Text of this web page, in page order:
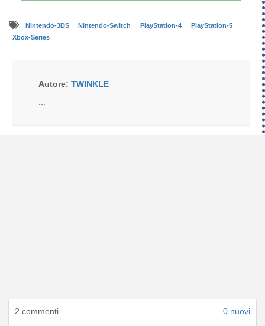
Nintendo-3DS Nintendo-Switch PlayStation-4
PlayStation-5
Xbox-Series
Autore: TWINKLE
2 commenti 0 nuovi